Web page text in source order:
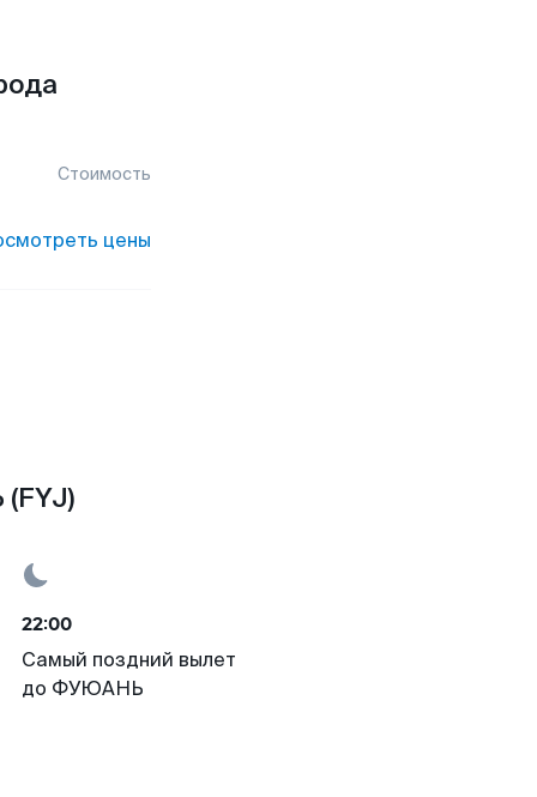
Стоимость
цены
22:00
Самый поздний вылет
до ФУЮАНЬ